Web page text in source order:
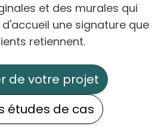
et des murales qui
une signature que
retiennent.
de votre projet
études de cas